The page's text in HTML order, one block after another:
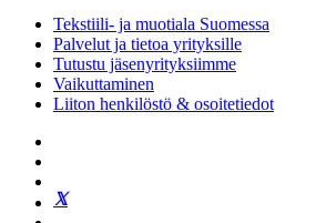
Tekstiili- ja muotiala Suomessa
Palvelut ja tietoa yrityksille
Tutustu jäsenyrityksiimme
Vaikuttaminen
Liiton henkilöstö & osoitetiedot